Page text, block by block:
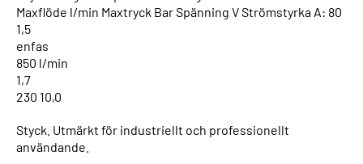
Maxflöde l/min Maxtryck Bar Spänning V Strömstyrka A: 80
1,5
enfas
850 l/min
1,7
230 10,0
Styck. Utmärkt för industriellt och professionellt
användande.